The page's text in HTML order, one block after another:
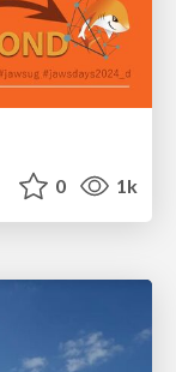
0 1k